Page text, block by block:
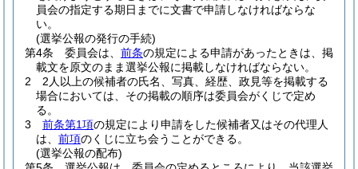
員会の指定する期日までに文書で申請しなければならな
い。
(選挙公報の発行の手続)
第4条
委員会は、 前条の規定による申請があったときは、掲
載文を原文のまま選挙公報に掲載しなければならない。
2
2人以上の候補者の氏名、写真、経歴、政見等を掲載する
場合においては、その掲載の順序は委員会がくじで定め
る。
3
前条第1項の規定により申請をした候補者又はその代理人
は、 前項のくじに立ち会うことができる。
(選挙公報の配布)